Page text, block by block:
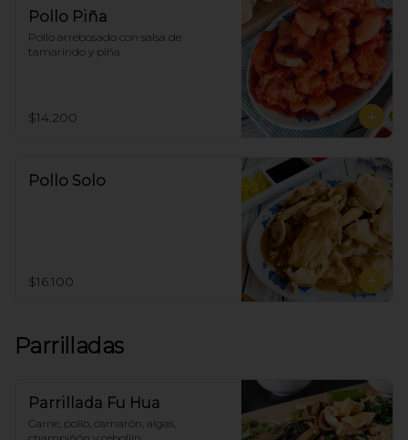
Pollo Piña
Pollo arrebosado con salsa de
tamarindo y piña
$14.200
Pollo Solo
$16.100
Parrilladas
Parrillada Fu Hua
Carne, pollo, camarón, algas,